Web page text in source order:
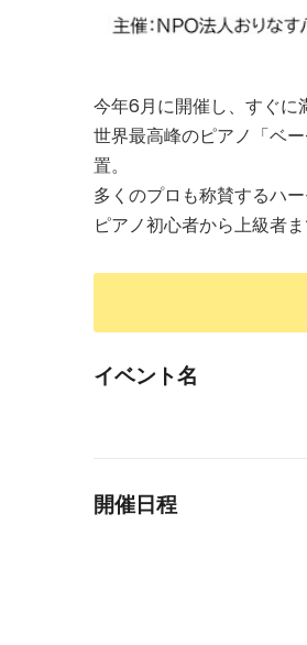
今年6月に開催し、すぐに
世界最高峰のピアノ「ベ
置。
多くのプロも称賛するハ
ピアノ初心者から上級者
イベント名
開催日程